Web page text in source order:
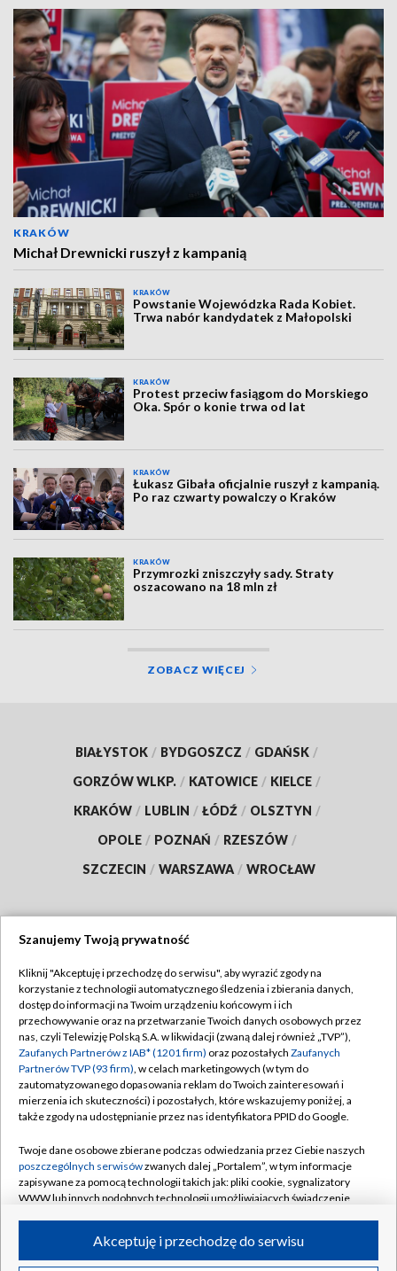
KRAKÓW
Michał Drewnicki ruszył z kampanią
KRAKÓW
Powstanie Wojewódzka Rada Kobiet.
Trwa nabór kandydatek z Małopolski
KRAKÓW
Protest przeciw fasiągom do Morskiego
Oka. Spór o konie trwa od lat
KRAKÓW
Łukasz Gibała oficjalnie ruszył z kampanią.
Po raz czwarty powalczy o Kraków
KRAKÓW
Przymrozki zniszczyły sady. Straty
oszacowano na 18 mln zł
ZOBACZ WIĘCEJ
BIAŁYSTOK / BYDGOSZCZ / GDAŃSK /
GORZÓW WLKP. / KATOWICE / KIELCE /
KRAKÓW / LUBLIN / ŁÓDŹ / OLSZTYN /
OPOLE / POZNAŃ / RZESZÓW /
SZCZECIN / WARSZAWA / WROCŁAW
TVP
Abonament TVP
Emisja w TVP
Centrum informacji TVP
Naziemna Telewizja Cyfrowa
Rada Programowa
System NOS
Informacje o nadawcy
Program dla prasy
Regulamin TVP
Polityka prywatności
Moje zgody
Pomoc
Kontakt
Kanały
©2026 Telewizja Polska S.A. w likwidacji
Szanujemy Twoją prywatność
Kliknij "Akceptuję i przechodzę do serwisu", aby wyrazić zgody na
korzystanie z technologii automatycznego śledzenia i zbierania danych,
dostęp do informacji na Twoim urządzeniu końcowym i ich
przechowywanie oraz na przetwarzanie Twoich danych osobowych przez
nas, czyli Telewizję Polską S.A. w likwidacji (zwaną dalej również „TVP”),
Zaufanych Partnerów z IAB* (1201 firm) oraz pozostałych Zaufanych
Partnerów TVP (93 firm), w celach marketingowych (w tym do
zautomatyzowanego dopasowania reklam do Twoich zainteresowań i
mierzenia ich skuteczności) i pozostałych, które wskazujemy poniżej, a
także zgody na udostępnianie przez nas identyfikatora PPID do Google.
Twoje dane osobowe zbierane podczas odwiedzania przez Ciebie naszych
poszczególnych serwisówzwanych dalej „Portalem”, w tym informacje
zapisywane za pomocą technologii takich jak: pliki cookie, sygnalizatory
WWW lub innych podobnych technologii umożliwiających świadczenie
ruchu w Internecie.Akceptuję i przechodzę do serwisu